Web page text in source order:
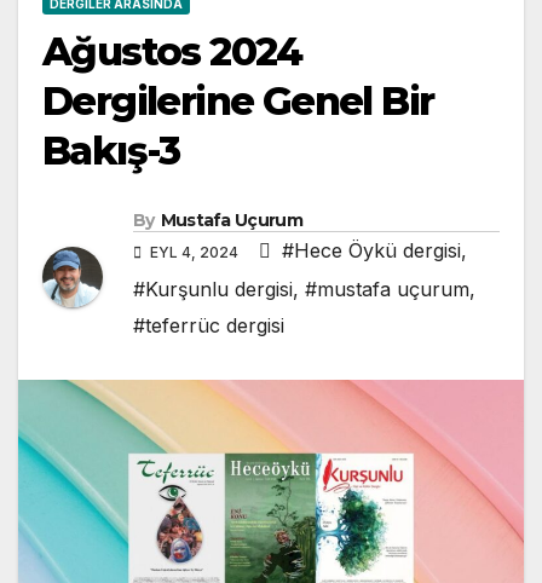
DERGILER ARASINDA
Ağustos 2024
Dergilerine Genel Bir
Bakış-3
By Mustafa Uçurum
EYL 4, 2024 #Hece Öykü dergisi,
#Kurşunlu dergisi, #mustafa uçurum,
#teferrüc dergisi